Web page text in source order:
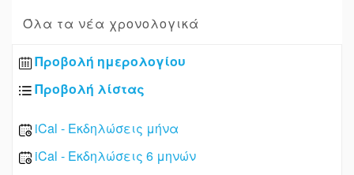
Όλα τα νέα χρονολογικά
Προβολή ημερολογίου
Προβολή λίστας
iCal - Εκδηλώσεις μήνα
iCal - Εκδηλώσεις 6 μηνών